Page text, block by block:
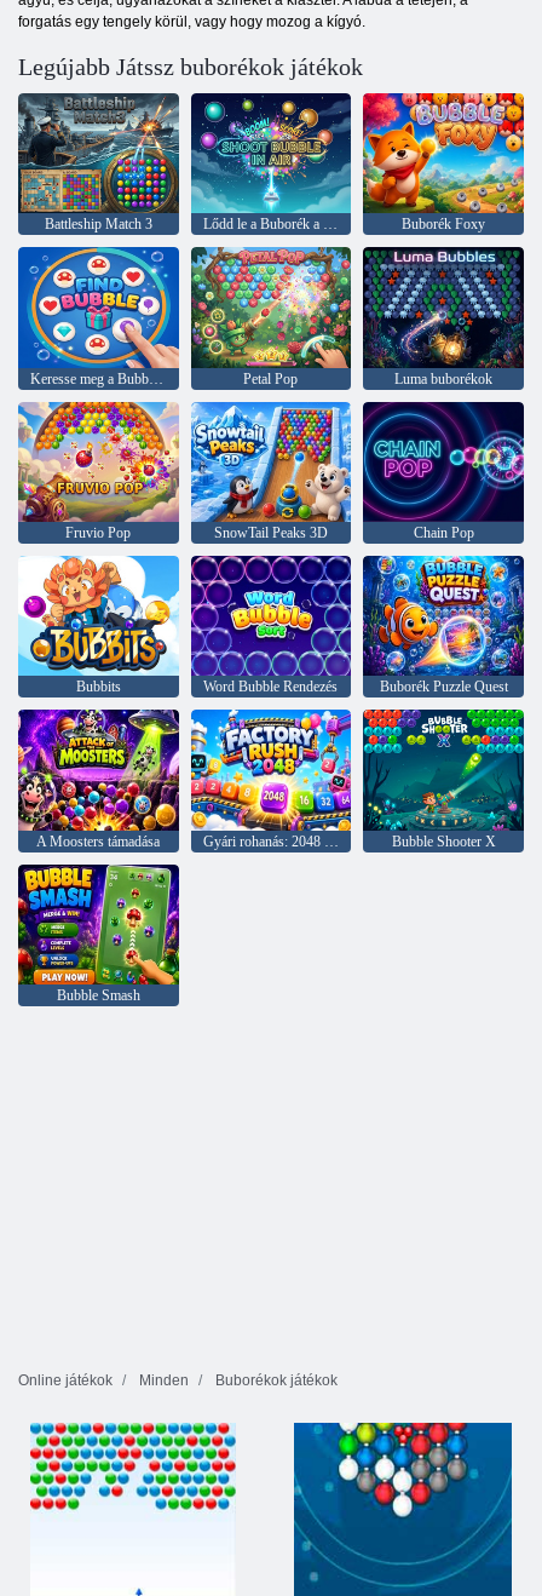
forgatás egy tengely körül, vagy hogy mozog a kígyó.
Legújabb Játssz buborékok játékok
Battleship Match 3 Lődd le a Buborék a levegőben Buborék Foxy
Petal Pop Luma buborékok
Fruvio Pop SnowTail Peaks 3D Chain Pop
Bubbits Word Bubble Rendezés Buborék Puzzle Quest
A Moosters támadása Gyári rohanás: 2048 Merge Bubble Shooter X
Bubble Smash
Online játékok Minden Buborékok játékok